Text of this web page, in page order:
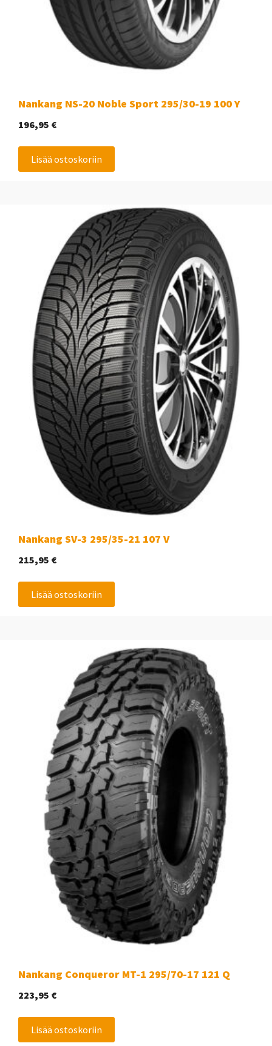
Nankang NS-20 Noble Sport 295/30-19 100 Y
196,95 €
Lisää ostoskoriin
Nankang SV-3 295/35-21 107 V
215,95 €
Lisää ostoskoriin
Nankang Conqueror MT-1 295/70-17 121 Q
223,95 €
Lisää ostoskoriin